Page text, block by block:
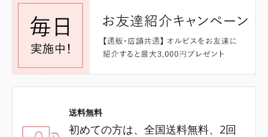
送料無料
初めての方は、全国送料無料、2回